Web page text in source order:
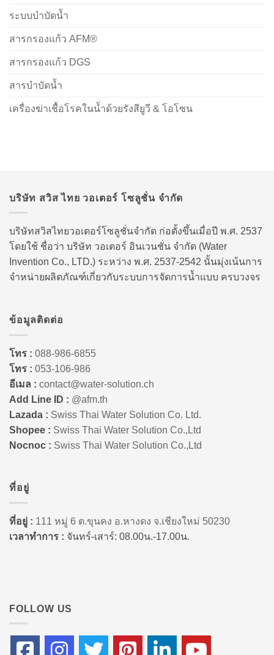
ระบบบำบัดน้ำ
สารกรองแก้ว AFM®
สารกรองแก้ว DGS
สารบำบัดน้ำ
เครื่องฆ่าเชื้อโรคในน้ำด้วยรังสียูวี & โอโซน
บริษัท สวิส ไทย วอเตอร์ โซลูชั่น จำกัด
บริษัทสวิสไทยวอเตอร์โซลูชั่นจำกัด ก่อตั้งขึ้นเมื่อปี พ.ศ. 2537
โดยใช้ ชื่อว่า บริษัท วอเตอร์ อินเวนชั่น จำกัด (Water
Invention Co., LTD.) ระหว่าง พ.ศ. 2537-2542 นั้นมุ่งเน้นการ
จำหน่ายผลิตภัณฑ์เกี่ยวกับระบบการจัดการน้ำแบบ ครบวงจร
ข้อมูลติดต่อ
โทร : 088-986-6855
โทร : 053-106-986
อีเมล : contact@water-solution.ch
Add Line ID : @afm.th
Lazada : Swiss Thai Water Solution Co. Ltd.
Shopee : Swiss Thai Water Solution Co.,Ltd
Nocnoc : Swiss Thai Water Solution Co.,Ltd
ที่อยู่
ที่อยู่ : 111 หมู่ 6 ต.ขุนคง อ.หางดง จ.เชียงใหม่ 50230
เวลาทำการ : จันทร์-เสาร์: 08.00น.-17.00น.
FOLLOW US